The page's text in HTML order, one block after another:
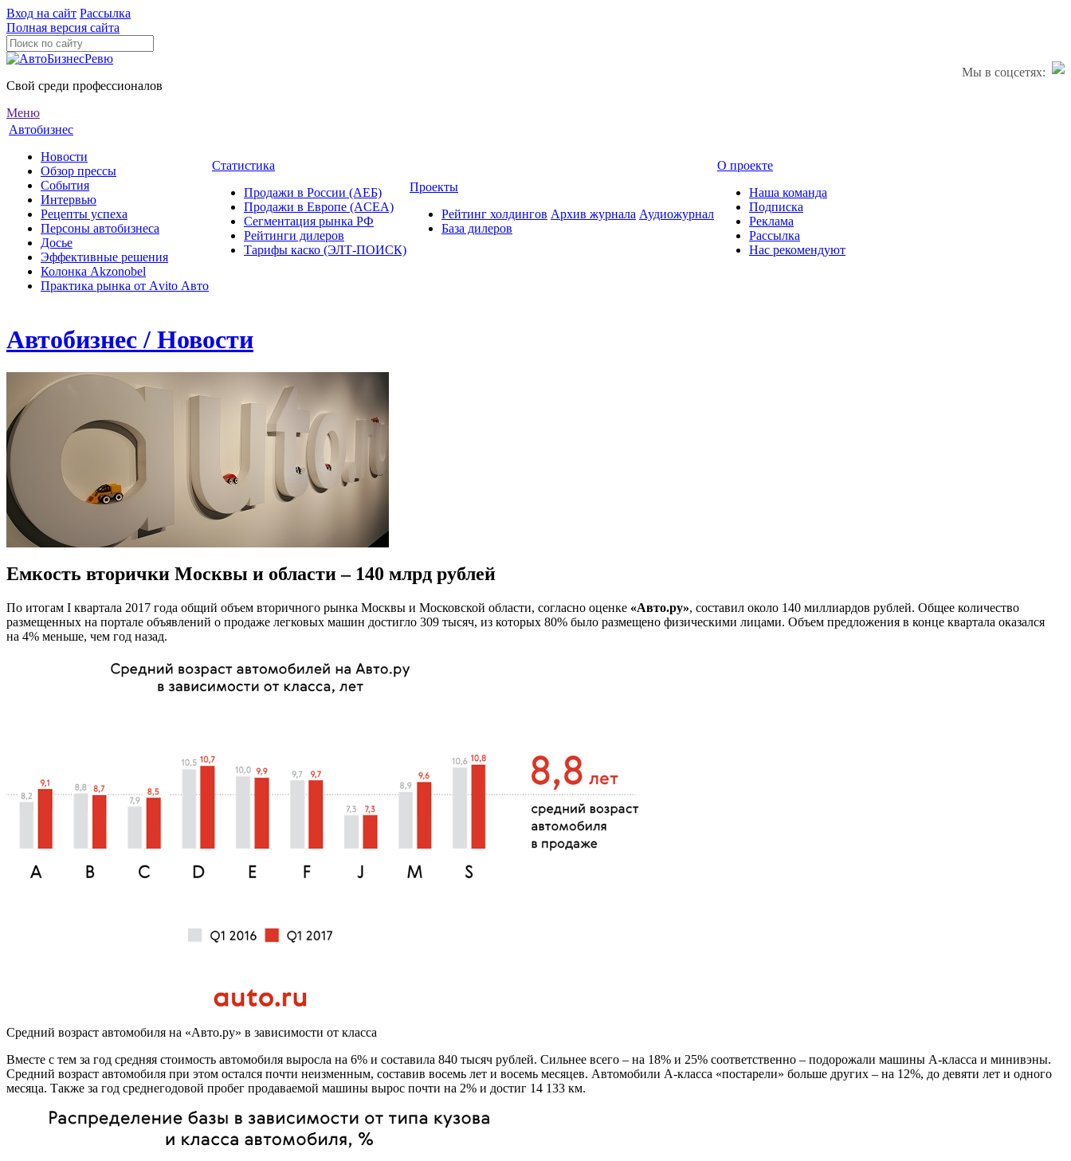
Вход на сайт Рассылка
Полная версия сайта
Мы в соцсетях:
Свой среди профессионалов
Меню
Автобизнес
Новости
Обзор прессы
События
Интервью
Рецепты успеха
Персоны автобизнеса
Досье
Эффективные решения
Колонка Akzonobel
Практика рынка от Аvito Авто
Статистика
Продажи в России (АЕБ)
Продажи в Европе (ACEA)
Сегментация рынка РФ
Рейтинги дилеров
Тарифы каско (ЭЛТ-ПОИСК)
Проекты
Рейтинг холдингов
База дилеров
Архив журнала Аудиожурнал
О проекте
Наша команда
Подписка
Реклама
Рассылка
Нас рекомендуют
Автобизнес / Новости
Емкость вторички Москвы и области – 140 млрд рублей
По итогам I квартала 2017 года общий объем вторичного рынка Москвы и Московской области, согласно оценке «Авто.ру», составил около 140 миллиардов рублей. Общее количество
размещенных на портале объявлений о продаже легковых машин достигло 309 тысяч, из которых 80% было размещено физическими лицами. Объем предложения в конце квартала оказался
на 4% меньше, чем год назад.
Средний возраст автомобиля на «Авто.ру» в зависимости от класса
Вместе с тем за год средняя стоимость автомобиля выросла на 6% и составила 840 тысяч рублей. Сильнее всего – на 18% и 25% соответственно – подорожали машины А-класса и минивэны.
Средний возраст автомобиля при этом остался почти неизменным, составив восемь лет и восемь месяцев. Автомобили A-класса «постарели» больше других – на 12%, до девяти лет и одного
месяца. Также за год среднегодовой пробег продаваемой машины вырос почти на 2% и достиг 14 133 км.